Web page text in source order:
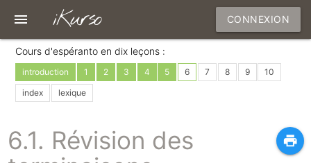
iKurso
menu CONNEXION
Cours d'espéranto en dix leçons :
introduction 1 2 3 4 5 6 7 8 9
10
index
lexique
print
6.1. Révision des